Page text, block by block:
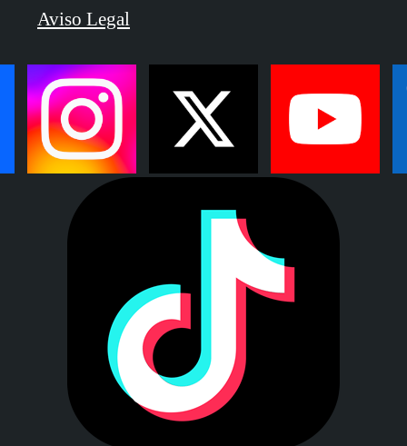
Aviso Legal